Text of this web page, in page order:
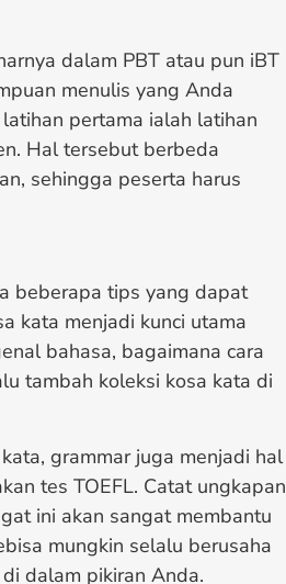
dalam PBT atau pun iBT
menulis yang Anda
pertama ialah latihan
Hal tersebut berbeda
sehingga peserta harus
beberapa tips yang dapat
kata menjadi kunci utama
bahasa, bagaimana cara
tambah koleksi kosa kata di
grammar juga menjadi hal
tes TOEFL. Catat ungkapan
ini akan sangat membantu
mungkin selalu berusaha
dalam pikiran Anda.